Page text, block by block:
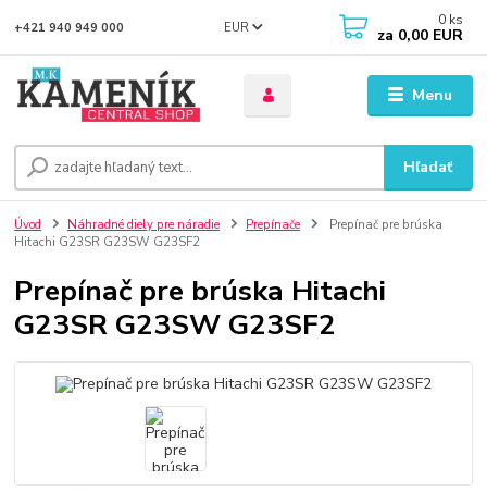
Menu
EUR
Hľadať
+421 940 949 000 0 ks
za 0,00 EUR
Úvod Náhradné diely pre náradie Prepínače
Prepínač pre brúska
Hitachi G23SR G23SW G23SF2
Prepínač pre brúska Hitachi
G23SR G23SW G23SF2